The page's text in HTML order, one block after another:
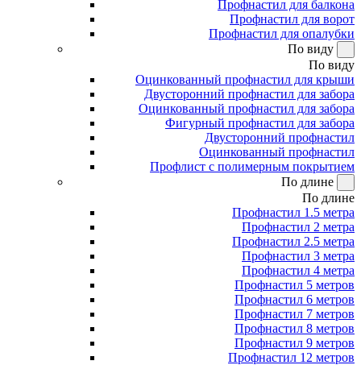
Профнастил для балкона
Профнастил для ворот
Профнастил для опалубки
По виду
По виду
Оцинкованный профнастил для крыши
Двусторонний профнастил для забора
Оцинкованный профнастил для забора
Фигурный профнастил для забора
Двусторонний профнастил
Оцинкованный профнастил
Профлист с полимерным покрытием
По длине
По длине
Профнастил 1.5 метра
Профнастил 2 метра
Профнастил 2.5 метра
Профнастил 3 метра
Профнастил 4 метра
Профнастил 5 метров
Профнастил 6 метров
Профнастил 7 метров
Профнастил 8 метров
Профнастил 9 метров
Профнастил 12 метров